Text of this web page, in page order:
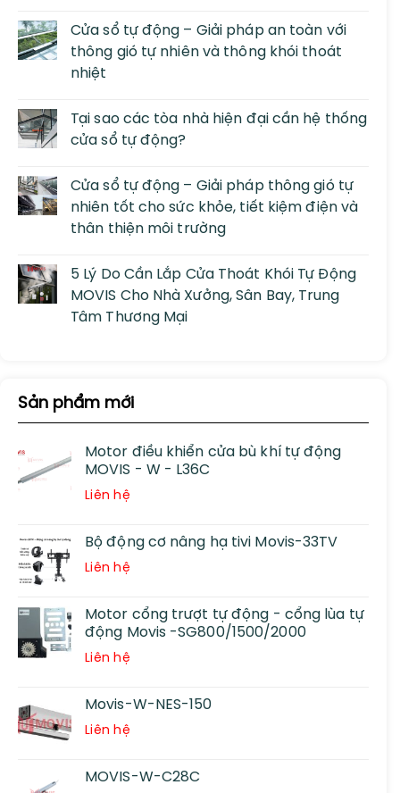
Cửa sổ tự động – Giải pháp an toàn với
thông gió tự nhiên và thông khói thoát
nhiệt
Tại sao các tòa nhà hiện đại cần hệ thống
cửa sổ tự động?
Cửa sổ tự động – Giải pháp thông gió tự
nhiên tốt cho sức khỏe, tiết kiệm điện và
thân thiện môi trường
5 Lý Do Cần Lắp Cửa Thoát Khói Tự Động
MOVIS Cho Nhà Xưởng, Sân Bay, Trung
Tâm Thương Mại
Sản phẩm mới
Motor điều khiển cửa bù khí tự động
MOVIS - W - L36C
Liên hệ
Bộ động cơ nâng hạ tivi Movis-33TV
Liên hệ
Motor cổng trượt tự động - cổng lùa tự
động Movis -SG800/1500/2000
Liên hệ
Movis-W-NES-150
Liên hệ
MOVIS-W-C28C